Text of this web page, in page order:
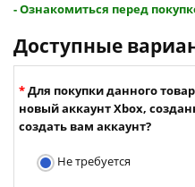
- Ознакомиться перед
Доступные
Для покупки данного
новый аккаунт Xbox,
создать вам аккаунт?
Не требуется